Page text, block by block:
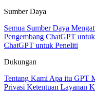
Sumber Daya
Semua Sumber Daya
Pengembang ChatGPT
ChatGPT untuk Peneliti
Dukungan
Tentang Kami Apa itu GPT
Privasi Ketentuan Layanan